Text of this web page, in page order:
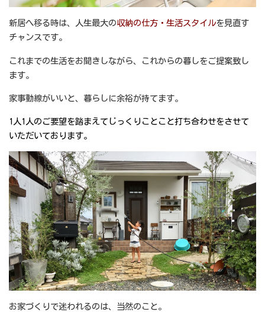
新居へ移る時は、人生最大の収納の仕方・生活スタイルを見直す
チャンスです。
これまでの生活をお聞きしながら、これからの暮しをご提案致し
ます。
家事動線がいいと、暮らしに余裕が持てます。
1人1人のご要望を踏まえてじっくりことこと打ち合わせをさせて
いただいております。
お家づくりで迷われるのは、当然のこと。